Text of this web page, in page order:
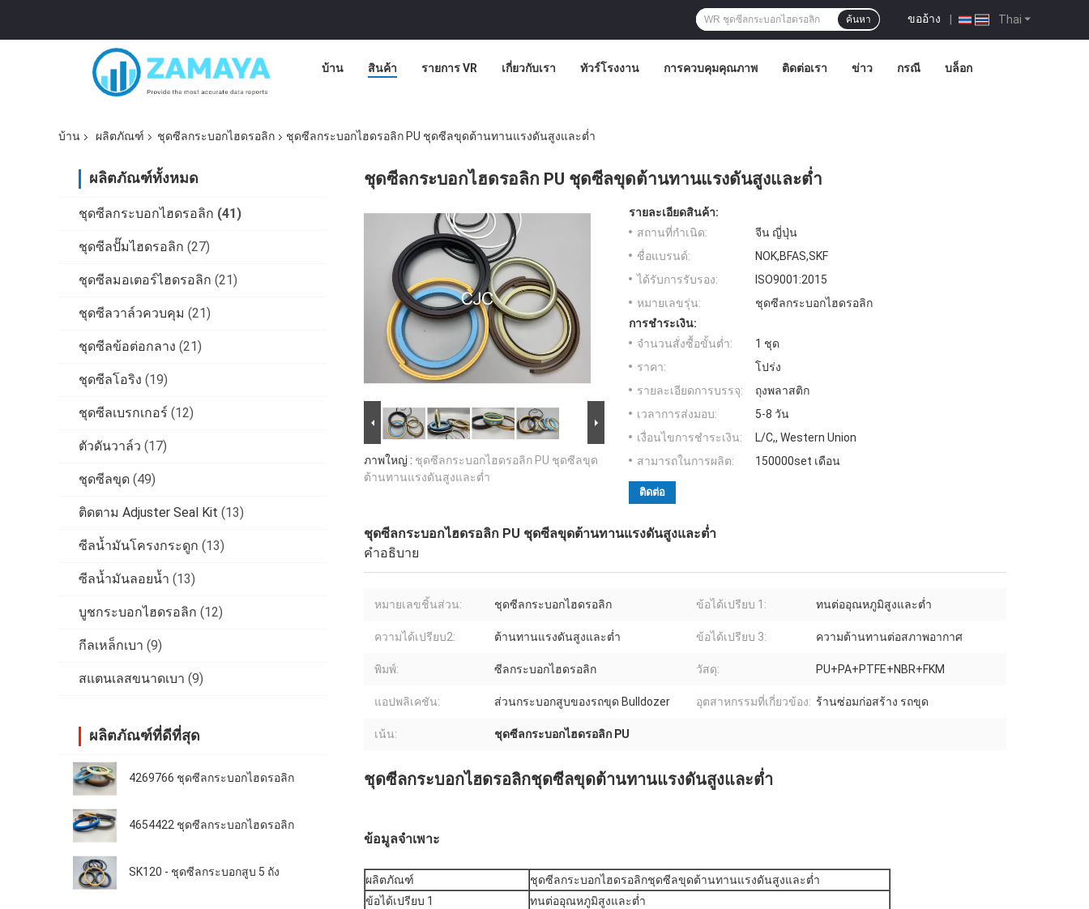
Thai
ขออ้าง |
ค้นหา
บ้าน สินค้า รายการ VR เกี่ยวกับเรา ทัวร์โรงงาน การควบคุมคุณภาพ ติดต่อเรา ข่าว กรณี บล็อก
บ้าน ผลิตภัณฑ์ ชุดซีลกระบอกไฮดรอลิก ชุดซีลกระบอกไฮดรอลิก PU ชุดซีลขุดต้านทานแรงดันสูงและต่ำ
ผลิตภัณฑ์ทั้งหมด
ชุดซีลกระบอกไฮดรอลิก (41)
ชุดซีลปั๊มไฮดรอลิก (27)
ชุดซีลมอเตอร์ไฮดรอลิก (21)
ชุดซีลวาล์วควบคุม (21)
ชุดซีลข้อต่อกลาง (21)
ชุดซีลโอริง (19)
ชุดซีลเบรกเกอร์ (12)
ตัวดันวาล์ว (17)
ชุดซีลขุด (49)
ติดตาม Adjuster Seal Kit (13)
ซีลน้ำมันโครงกระดูก (13)
ซีลน้ำมันลอยน้ำ (13)
บูชกระบอกไฮดรอลิก (12)
กีลเหล็กเบา (9)
สแตนเลสขนาดเบา (9)
ผลิตภัณฑ์ที่ดีที่สุด
4269766 ชุดซีลกระบอกไฮดรอลิก
4654422 ชุดซีลกระบอกไฮดรอลิก
SK120 - ชุดซีลกระบอกสูบ 5 ถัง
ชุดซีลกระบอกไฮดรอลิก PU ชุดซีลขุดต้านทานแรงดันสูงและต่ำ
ภาพใหญ่ : ชุดซีลกระบอกไฮดรอลิก PU ชุดซีลขุด
ต้านทานแรงดันสูงและต่ำ
รายละเอียดสินค้า:
สถานที่กำเนิด:
จีน ญี่ปุ่น
ชื่อแบรนด์:
NOK,BFAS,SKF
ได้รับการรับรอง:
ISO9001:2015
หมายเลขรุ่น:
ชุดซีลกระบอกไฮดรอลิก
การชำระเงิน:
จำนวนสั่งซื้อขั้นต่ำ:
1 ชุด
ราคา:
โปร่ง
รายละเอียดการบรรจุ:
ถุงพลาสติก
เวลาการส่งมอบ:
5-8 วัน
เงื่อนไขการชำระเงิน:
L/C,, Western Union
สามารถในการผลิต:
150000set เดือน
ติดต่อ
ชุดซีลกระบอกไฮดรอลิก PU ชุดซีลขุดต้านทานแรงดันสูงและต่ำ
คำอธิบาย
หมายเลขชิ้นส่วน: ชุดซีลกระบอกไฮดรอลิก ข้อได้เปรียบ 1: ทนต่ออุณหภูมิสูงและต่ำ
ความได้เปรียบ2: ต้านทานแรงดันสูงและต่ำ ข้อได้เปรียบ 3: ความต้านทานต่อสภาพอากาศ
พิมพ์: ซีลกระบอกไฮดรอลิก วัสดุ: PU+PA+PTFE+NBR+FKM
แอปพลิเคชัน: ส่วนกระบอกสูบของรถขุด Bulldozer อุตสาหกรรมที่เกี่ยวข้อง: ร้านซ่อมก่อสร้าง รถขุด
เน้น: ชุดซีลกระบอกไฮดรอลิก PU
ชุดซีลกระบอกไฮดรอลิกชุดซีลขุดต้านทานแรงดันสูงและต่ำ
ข้อมูลจำเพาะ
ผลิตภัณฑ์
ชุดซีลกระบอกไฮดรอลิกชุดซีลขุดต้านทานแรงดันสูงและต่ำ
ข้อได้เปรียบ 1
ทนต่ออุณหภูมิสูงและต่ำ